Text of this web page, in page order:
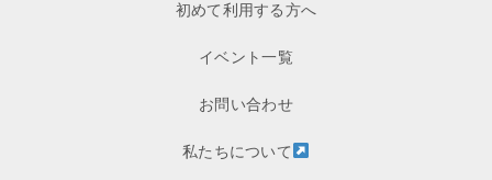
初めて利用する方へ
イベント一覧
お問い合わせ
私たちについて